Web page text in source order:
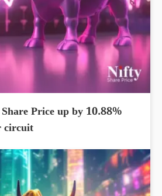
Price up by 10.88%
circuit